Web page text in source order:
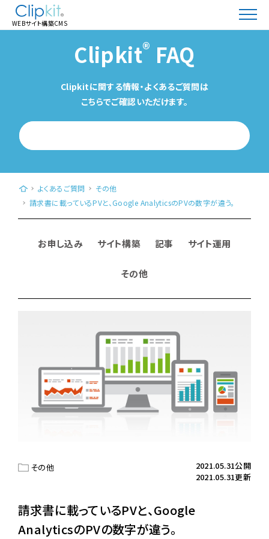
WEBサイト構築CMS
Clipkit® FAQ
Clipkitに関する情報・よくあるご質問は
こちらでご確認いただけます。
WEBサイト構築CMS「Clipkit®（クリップキット）」｜日本発、クラウド型（
よくあるご質問
その他
請求書に載っているPVと、Google AnalyticsのPVの数字が違う。
お申し込み サイト構築 記事 サイト運用
その他
その他
2021.05.31公開
2021.05.31更新
請求書に載っているPVと、Google
AnalyticsのPVの数字が違う。